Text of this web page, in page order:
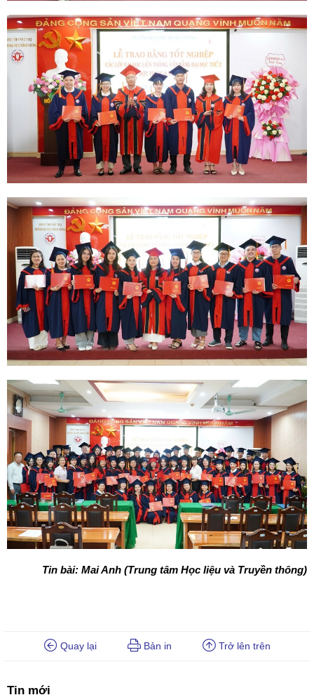
Tin bài: Mai Anh (Trung tâm Học liệu và Truyền thông)
Quay lại Bản in Trở lên trên
Tin mới